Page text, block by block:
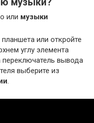
или музыки
или откройте
углу элемента
переключатель вывода
выберите из
.